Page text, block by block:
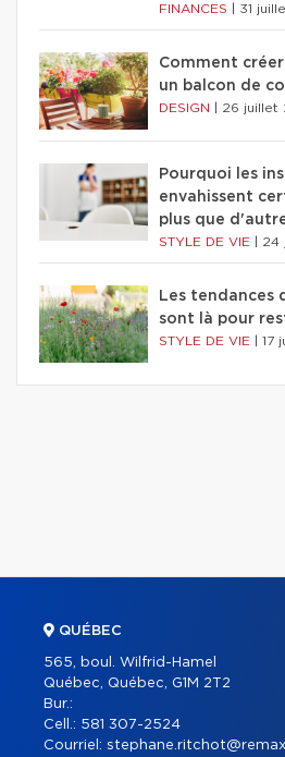
FINANCES 31
Comment
un balcon de
DESIGN 26 juillet
Pourquoi les
envahissent
plus que
STYLE DE VIE 24
Les tendances
sont là pour
STYLE DE VIE 17
QUÉBEC
565, boul. Wilfrid-Hamel
Québec, Québec, G1M 2T2
Bur.:
Cell.: 581 307-2524
Courriel: